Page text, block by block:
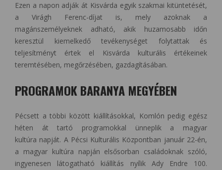
Ezen a napon adják át Kisvárda egyik szakmai kitüntetését,
a Virágh Ferenc-díjat is, mely azoknak a
magánszemélyeknek adható, akik huzamosabb időn
keresztül kiemelkedő tevékenységet folytattak és
teljesítményt értek el Kisvárda kulturális értékeinek
teremtésében, megőrzésében, gazdagításában.
PROGRAMOK BARANYA MEGYÉBEN
Pécsett a többi között kiállításokkal, Komlón pedig egész
héten át tartó programokkal ünneplik a magyar
kultúra napját. A Pécsi Kulturális Központban január 22-én,
a magyar kultúra napján elsősorban családoknak szóló,
ingyenesen látogatható kiállítás nyílik Ady Endre 100.